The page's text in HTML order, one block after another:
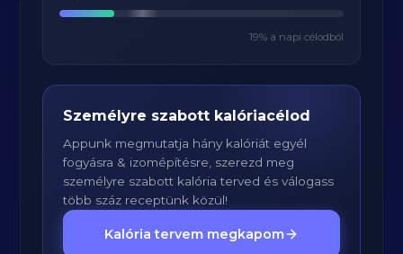
19% a napi célodból
Személyre szabott kalóriacélod
Appunk megmutatja hány kalóriát egyél
fogyásra & izomépítésre, szerezd meg
személyre szabott kalória terved és válogass
több száz receptünk közül!
Kalória tervem megkapom